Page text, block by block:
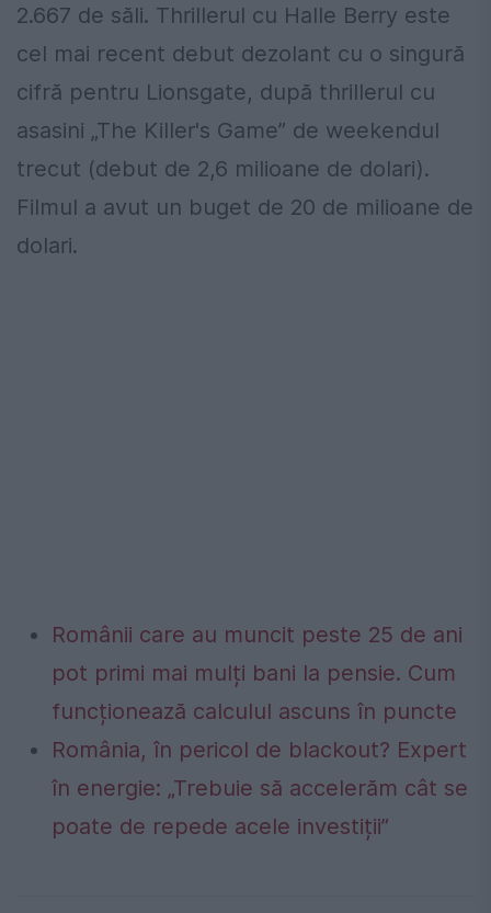
2.667 de săli. Thrillerul cu Halle Berry este
cel mai recent debut dezolant cu o singură
cifră pentru Lionsgate, după thrillerul cu
asasini „The Killer's Game” de weekendul
trecut (debut de 2,6 milioane de dolari).
Filmul a avut un buget de 20 de milioane de
dolari.
Românii care au muncit peste 25 de ani
pot primi mai mulți bani la pensie. Cum
funcționează calculul ascuns în puncte
România, în pericol de blackout? Expert
în energie: „Trebuie să accelerăm cât se
poate de repede acele investiții”